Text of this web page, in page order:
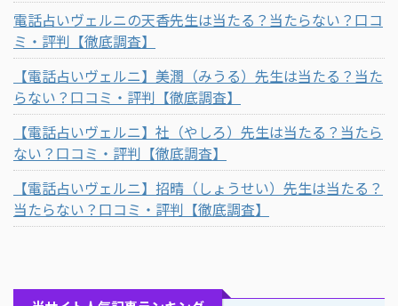
電話占いヴェルニの天香先生は当たる？当たらない？口コ
ミ・評判【徹底調査】
【電話占いヴェルニ】美潤（みうる）先生は当たる？当た
らない？口コミ・評判【徹底調査】
【電話占いヴェルニ】社（やしろ）先生は当たる？当たら
ない？口コミ・評判【徹底調査】
【電話占いヴェルニ】招晴（しょうせい）先生は当たる？
当たらない？口コミ・評判【徹底調査】